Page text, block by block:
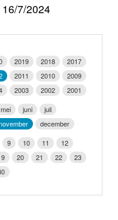
7/2024
2019 2018
2017
2011 2010
2009
2003 2002
2001
mei juni
juli
december
9 10 11
12
20 21 22
23